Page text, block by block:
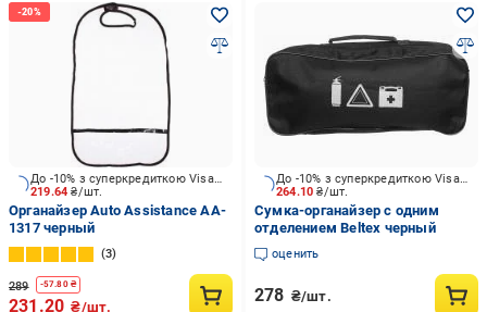
219.64₴/шт.
До -10% з суперкредиткою Visa Вигода
Органайзер Auto Assistance AA-
1317 черный
3
289 -57.80₴
231.20 ₴/шт.
264.10₴/шт.
До -10% з суперкредиткою Visa Вигода
Сумка-органайзер с одним
отделением Beltex черный
оценить
278 ₴/шт.